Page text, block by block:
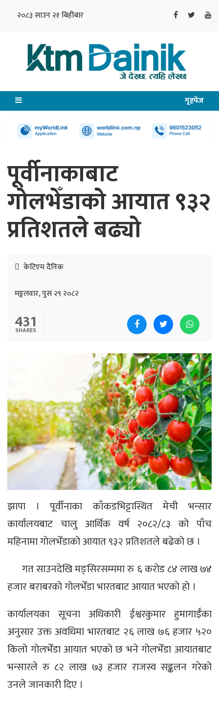
२०८३ साउन २१ बिहीबार
गृहपेज
पूर्वीनाकाबाट
गोलभेँडाको आयात ९३२
प्रतिशतले बढ्यो
केटिएम दैनिक
मङ्गलवार, पुस २९ २०८२
431
SHARES
झापा । पूर्वीनाका काँकडभिट्टास्थित मेची भन्सार
कार्यालयबाट चालु आर्थिक वर्ष २०८२/८३ को पाँच
महिनामा गोलभेँडाको आयात ९३२ प्रतिशतले बढेको छ ।
गत साउनदेखि मङ्सिरसम्ममा रु ६ करोड ८४ लाख ७४
हजार बराबरको गोलभेँडा भारतबाट आयात भएको हो ।
कार्यालयका सूचना अधिकारी ईश्वरकुमार हुमागाईँका
अनुसार उक्त अवधिमा भारतबाट २६ लाख ७६ हजार ५२०
किलो गोलभेँडा आयात भएको छ भने गोलभेँडा आयातबाट
भन्सारले रु ८२ लाख ७३ हजार राजस्व सङ्कलन गरेको
उनले जानकारी दिए ।